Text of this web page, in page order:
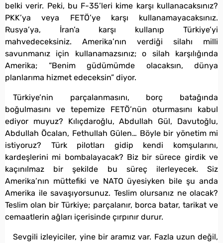
belki verir. Peki, bu F-35’leri kime karşı kullanacaksınız?
PKK’ya veya FETÖ’ye karşı kullanamayacaksınız.
Rusya’ya, İran’a karşı kullanıp Türkiye’yi
mahvedeceksiniz. Amerika’nın verdiği silahı milli
savunmanız için kullanamazsınız; o silah karşılığında
Amerika; “Benim güdümümde olacaksın, dünya
planlarıma hizmet edeceksin” diyor.
Türkiye’nin parçalanmasını, borç batağında
boğulmasını ve tepemize FETÖ’nün oturmasını kabul
ediyor muyuz? Kılıçdaroğlu, Abdullah Gül, Davutoğlu,
Abdullah Öcalan, Fethullah Gülen… Böyle bir yönetim mi
istiyoruz? Türk pilotları gidip kendi komşularını,
kardeşlerini mi bombalayacak? Biz bir sürece girdik ve
kaçınılmaz bir şekilde bu süreç ilerleyecek. Siz
Amerika’nın müttefiki ve NATO üyesiyken bile şu anda
Amerika ile savaşıyorsunuz. Teslim olursanız ne olacak?
Teslim olan bir Türkiye; parçalanır, borca batar, tarikat ve
cemaatlerin ağları içerisinde çırpınır durur.
Sevgili izleyiciler, yine bir aramız var. Fazla uzun değil,